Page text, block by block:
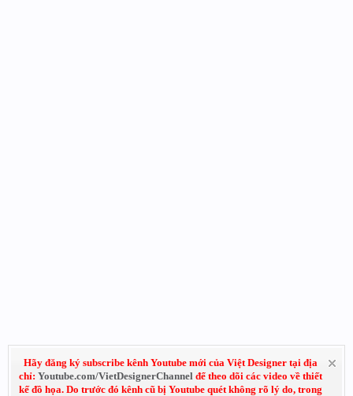
Hãy đăng ký subscribe kênh Youtube mới của Việt Designer tại địa
chỉ: Youtube.com/VietDesignerChannel để theo dõi các video về thiết
kế đồ họa. Do trước đó kênh cũ bị Youtube quét không rõ lý do, trong